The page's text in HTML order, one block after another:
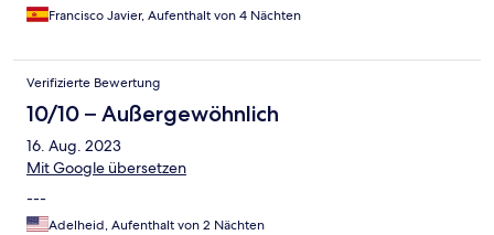
Francisco Javier, Aufenthalt von 4 Nächten
Verifizierte Bewertung
10/10 – Außergewöhnlich
16. Aug. 2023
Mit Google übersetzen
---
Adelheid, Aufenthalt von 2 Nächten